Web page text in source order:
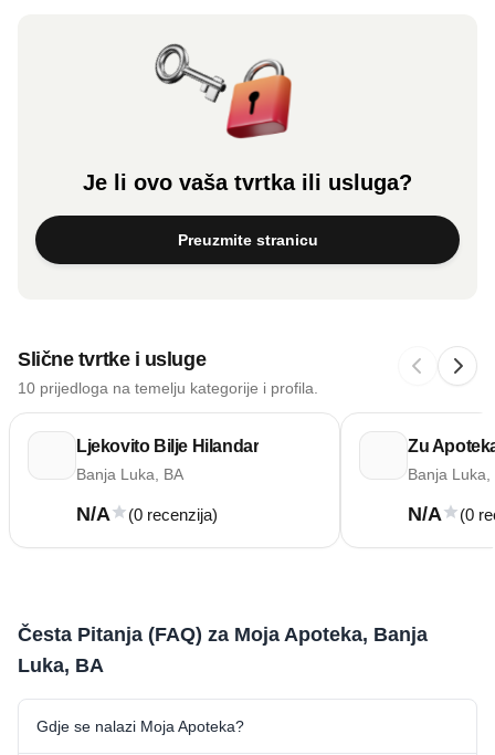
Je li ovo vaša tvrtka ili usluga?
Preuzmite stranicu
Slične tvrtke i usluge
10 prijedloga na temelju kategorije i profila.
Ljekovito Bilje Hilandar
Banja Luka, BA
N/A (0 recenzija)
Zu
Banja Luka,
N/A (0
Česta Pitanja (FAQ) za Moja Apoteka, Banja
Luka, BA
Gdje se nalazi Moja Apoteka?